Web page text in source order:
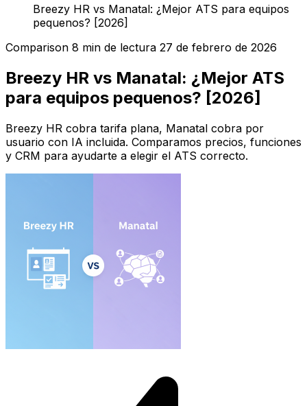
Breezy HR vs Manatal: ¿Mejor ATS para equipos
pequenos? [2026]
Comparison 8 min de lectura 27 de febrero de 2026
Breezy HR vs Manatal: ¿Mejor ATS
para equipos pequenos? [2026]
Breezy HR cobra tarifa plana, Manatal cobra por
usuario con IA incluida. Comparamos precios, funciones
y CRM para ayudarte a elegir el ATS correcto.